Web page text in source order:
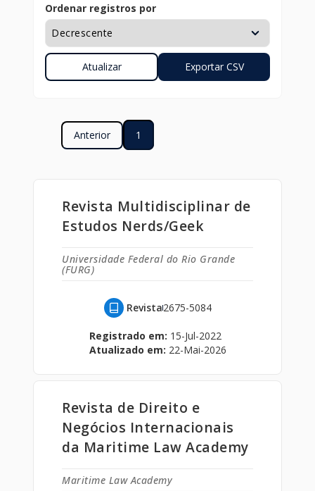
Ordenar registros por
Anterior 1
Revista Multidisciplinar de
Estudos Nerds/Geek
Universidade Federal do Rio Grande
(FURG)
Revista2675-5084
Registrado em: 15-Jul-2022
Atualizado em: 22-Mai-2026
Revista de Direito e
Negócios Internacionais
da Maritime Law Academy
Maritime Law Academy